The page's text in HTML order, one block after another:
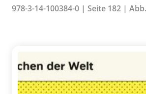
978-3-14-100384-0 | Seite 182 |